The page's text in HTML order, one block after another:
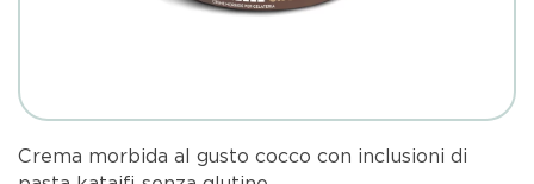
Crema morbida al gusto cocco con inclusioni di